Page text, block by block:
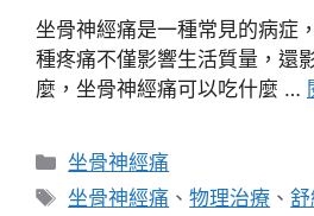
坐骨神經痛是一種常見的病症
種疼痛不僅影響生活質量，還
麼，坐骨神經痛可以吃什麼 …
分
類
坐骨神經痛
標
坐骨神經痛 、物理治療 、